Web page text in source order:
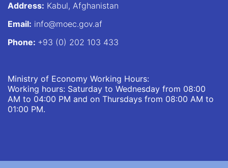
Address: Kabul, Afghanistan
Email: info@moec.gov.af
Phone: +93 (0) 202 103 433
Ministry of Economy Working Hours:
Working hours: Saturday to Wednesday from 08:00
AM to 04:00 PM and on Thursdays from 08:00 AM to
01:00 PM.